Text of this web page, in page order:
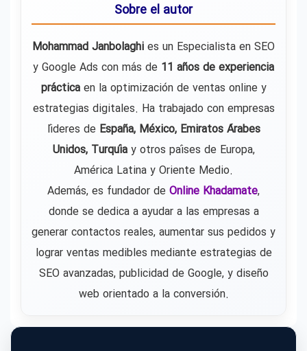
Sobre el autor
Mohammad Janbolaghi es un Especialista en SEO
y Google Ads con más de 11 años de experiencia
prácticaen la optimización de ventas online y
estrategias digitales. Ha trabajado con empresas
líderes de España, México, Emiratos Árabes
Unidos, Turquíay otros países de Europa,
América Latina y Oriente Medio.
Además, es fundador de Online Khadamate,
donde se dedica a ayudar a las empresas a
generar contactos reales, aumentar sus pedidos y
lograr ventas medibles mediante estrategias de
SEO avanzadas, publicidad de Google, y diseño
web orientado a la conversión.